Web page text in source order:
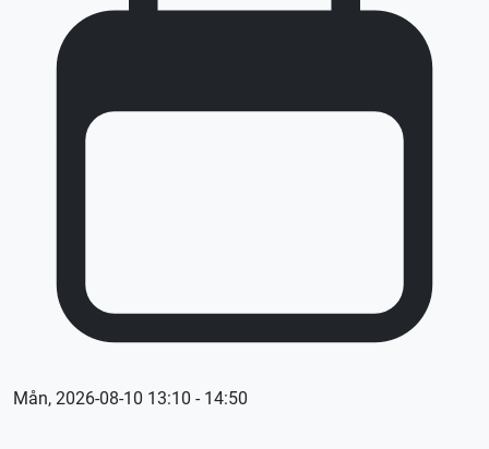
Mån, 2026-08-10 13:10 - 14:50